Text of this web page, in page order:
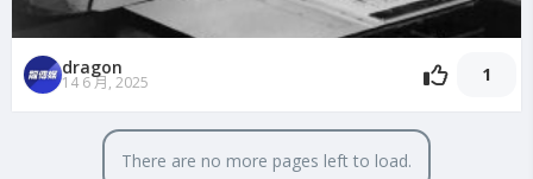
dragon
14 6 月, 2025 1
There are no more pages left to load.